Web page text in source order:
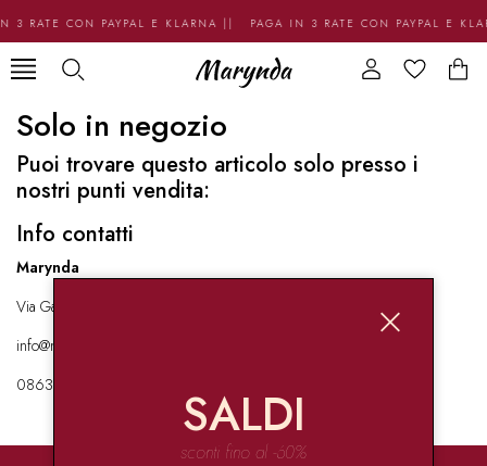
3 RATE CON PAYPAL E KLARNA || PAGA IN 3 RATE CON PAYPAL E
Solo in negozio
Puoi trovare questo articolo solo presso i
nostri punti vendita:
Info contatti
Marynda
Via Garibaldi 136 67051 Avezzano
info@marynda.com
08631871946
SALDI
sconti fino al -60%